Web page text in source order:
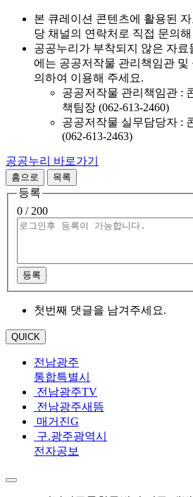
본 큐레이션 콘텐츠에 활용된
당 채널의 연락처로 직접 문의
공공누리가 부착되지 않은 자
에는 공공저작물 관리책임관 및
의하여 이용해 주세요.
공공저작물 관리책임관 :
책팀장 (062-613-2460)
공공저작물 실무담당자 :
(062-613-2463)
공공누리 바로가기
홈으로 목록
등록
0 / 200
등록
첫번째 댓글을 남겨주세요.
QUICK
전남광주
통합특별시
전남광주TV
전남광주새뜸
매거진G
구.광주광역시
전자공보